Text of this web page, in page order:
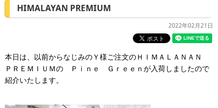
HIMALAYAN PREMIUM
2022年02月21日
本日は、以前からなじみのＹ様ご注文のＨＩＭＡＬＡＮＡＮ
ＰＲＥＭＩＵＭの Ｐｉｎｅ Ｇｒｅｅｎが入荷しましたので
紹介いたします。